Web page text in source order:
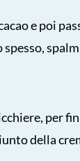
e poi
per
della